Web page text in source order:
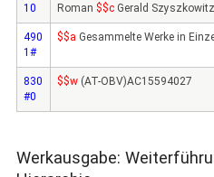
10
Roman $$c Gerald Szyszkowitz
490
1#
$$a Gesammelte Werke in
830
#0
$$w (AT-OBV)AC15594027
Werkausgabe: